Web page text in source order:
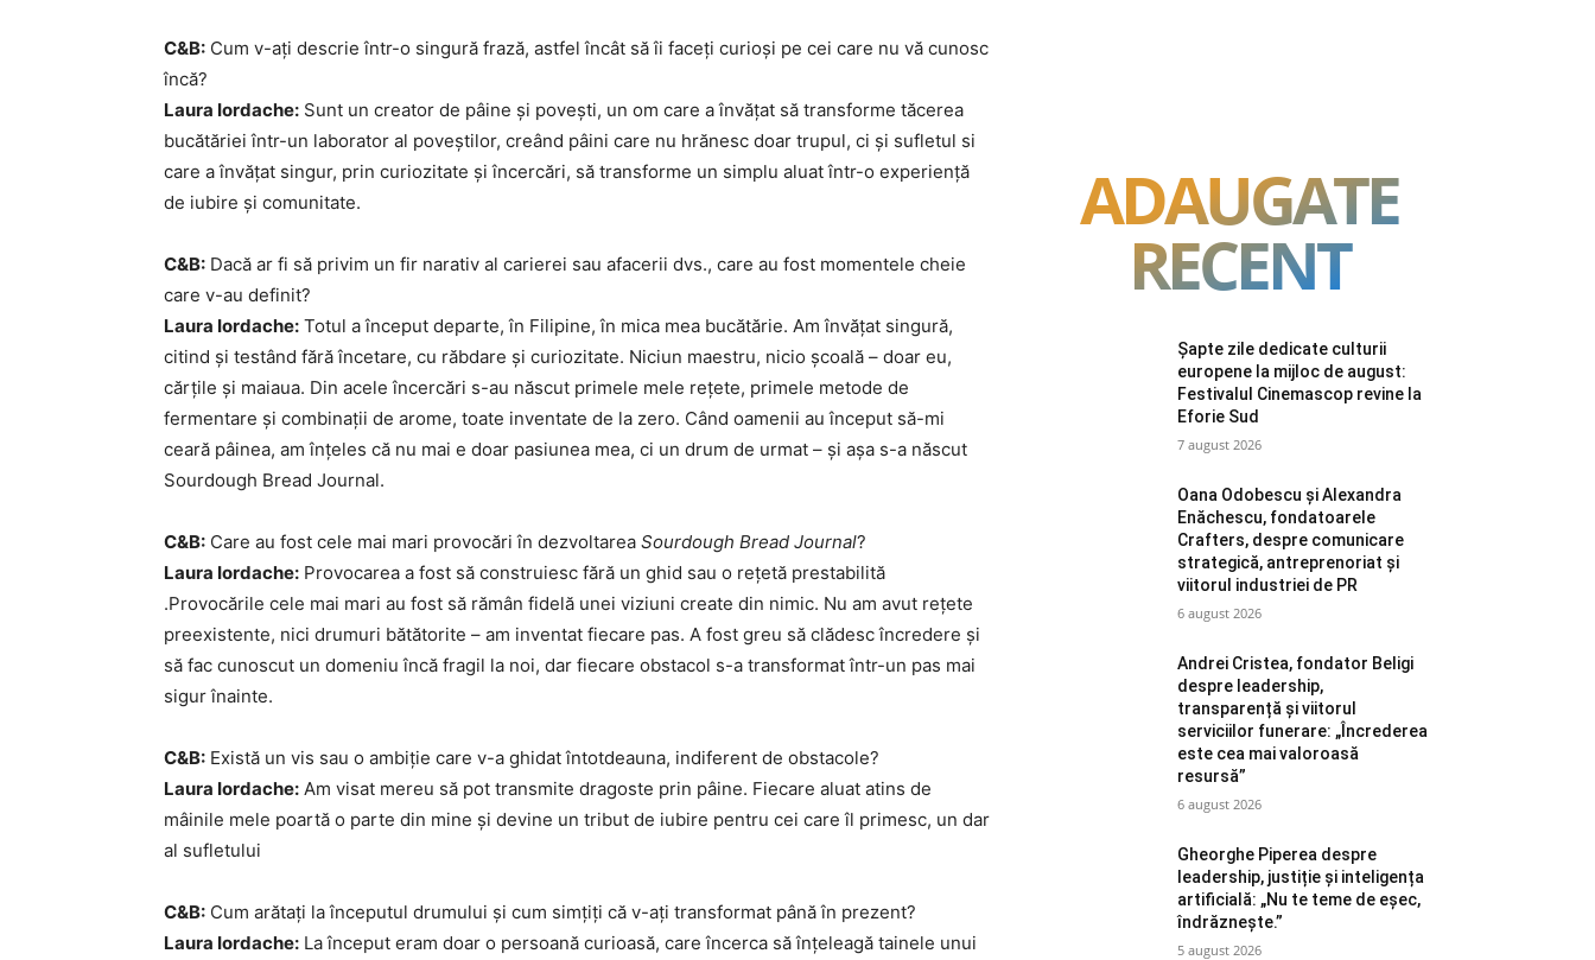
C&B: Cum v-ați descrie într-o singură frază, astfel încât să îi faceți curioși pe cei care nu vă cunosc
încă?
Laura Iordache: Sunt un creator de pâine și povești, un om care a învățat să transforme tăcerea
bucătăriei într-un laborator al poveștilor, creând pâini care nu hrănesc doar trupul, ci și sufletul si
care a învățat singur, prin curiozitate și încercări, să transforme un simplu aluat într-o experiență
de iubire și comunitate.
C&B: Dacă ar fi să privim un fir narativ al carierei sau afacerii dvs., care au fost momentele cheie
care v-au definit?
Laura Iordache: Totul a început departe, în Filipine, în mica mea bucătărie. Am învățat singură,
citind și testând fără încetare, cu răbdare și curiozitate. Niciun maestru, nicio școală – doar eu,
cărțile și maiaua. Din acele încercări s-au născut primele mele rețete, primele metode de
fermentare și combinații de arome, toate inventate de la zero. Când oamenii au început să-mi
ceară pâinea, am înțeles că nu mai e doar pasiunea mea, ci un drum de urmat – și așa s-a născut
Sourdough Bread Journal.
C&B: Care au fost cele mai mari provocări în dezvoltarea Sourdough Bread Journal?
Laura Iordache: Provocarea a fost să construiesc fără un ghid sau o rețetă prestabilită
.Provocările cele mai mari au fost să rămân fidelă unei viziuni create din nimic. Nu am avut rețete
preexistente, nici drumuri bătătorite – am inventat fiecare pas. A fost greu să clădesc încredere și
să fac cunoscut un domeniu încă fragil la noi, dar fiecare obstacol s-a transformat într-un pas mai
sigur înainte.
C&B: Există un vis sau o ambiție care v-a ghidat întotdeauna, indiferent de obstacole?
Laura Iordache: Am visat mereu să pot transmite dragoste prin pâine. Fiecare aluat atins de
mâinile mele poartă o parte din mine și devine un tribut de iubire pentru cei care îl primesc, un dar
al sufletului
C&B: Cum arătați la începutul drumului și cum simțiți că v-ați transformat până în prezent?
Laura Iordache: La început eram doar o persoană curioasă, care încerca să înțeleagă tainele unui
ADAUGATE
RECENT
Șapte zile dedicate culturii
europene la mijloc de august:
Festivalul Cinemascop revine la
Eforie Sud
7 august 2026
Oana Odobescu și Alexandra
Enăchescu, fondatoarele
Crafters, despre comunicare
strategică, antreprenoriat și
viitorul industriei de PR
6 august 2026
Andrei Cristea, fondator Beligi
despre leadership,
transparență și viitorul
serviciilor funerare: „Încrederea
este cea mai valoroasă
resursă”
6 august 2026
Gheorghe Piperea despre
leadership, justiție și inteligența
artificială: „Nu te teme de eșec,
îndrăznește.”
5 august 2026